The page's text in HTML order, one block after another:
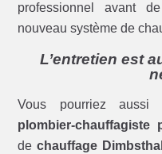
professionnel avant
nouveau système de
L’entretien est
Vous pourriez aussi
plombier-chauffagiste
dechauffage Dimbsthal